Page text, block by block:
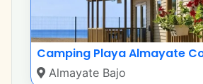
Camping Playa Almayate
Almayate Bajo